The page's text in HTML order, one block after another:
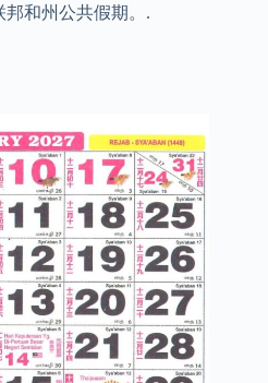
和州公共假期。.